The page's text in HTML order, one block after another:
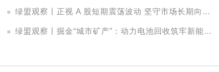
绿盟观察丨正视 A 股短期震荡波动 坚守市场长期向好基本面
绿盟观察丨掘金“城市矿产”：动力电池回收筑牢新能源绿色闭环